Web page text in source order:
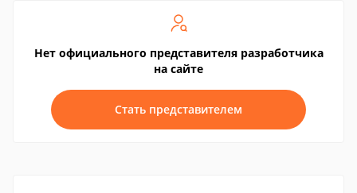
Нет официального представителя разработчика
на сайте
Стать представителем